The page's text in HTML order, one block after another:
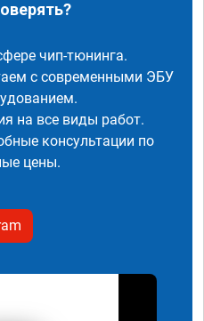
чип-тюнинга.
с современными ЭБУ
на все виды работ.
консультации по
цены.